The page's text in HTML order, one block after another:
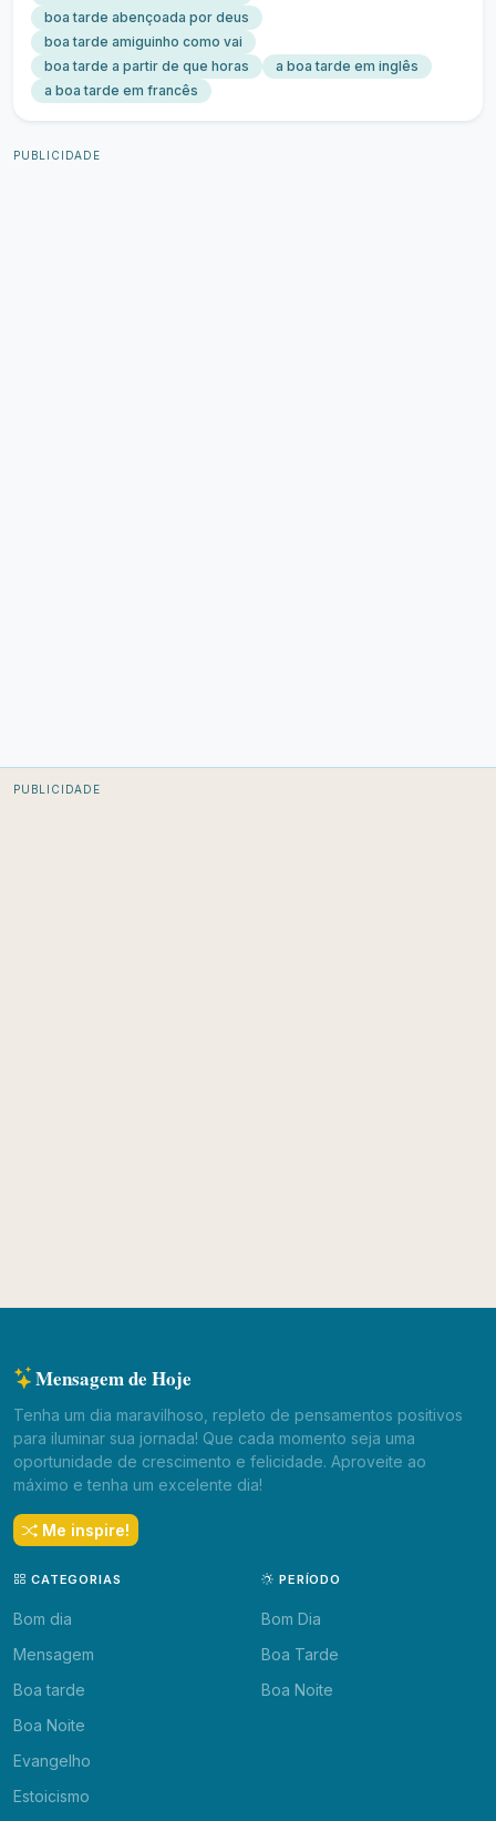
boa tarde abençoada por deus
boa tarde amiguinho como vai
boa tarde a partir de que horas
a boa tarde em inglês
a boa tarde em francês
PUBLICIDADE
PUBLICIDADE
Mensagem de Hoje
Tenha um dia maravilhoso, repleto de pensamentos positivos
para iluminar sua jornada! Que cada momento seja uma
oportunidade de crescimento e felicidade. Aproveite ao
máximo e tenha um excelente dia!
Me inspire!
CATEGORIAS
Bom dia
Mensagem
Boa tarde
Boa Noite
Evangelho
Estoicismo
PERÍODO
Bom Dia
Boa Tarde
Boa Noite